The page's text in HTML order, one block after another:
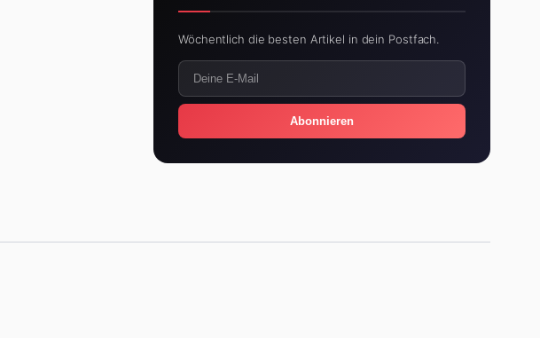
Wöchentlich die besten Artikel in dein Postfach.
Abonnieren